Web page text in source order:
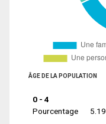
ÂGE DE LA POPULATION
0 - 4
Pourcentage
5.19